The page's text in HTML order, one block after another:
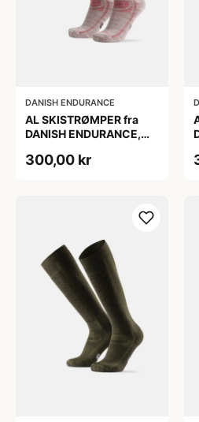
DANISH ENDURANCE
AL SKISTRØMPER fra
DANISH ENDURANCE,
300,00 kr